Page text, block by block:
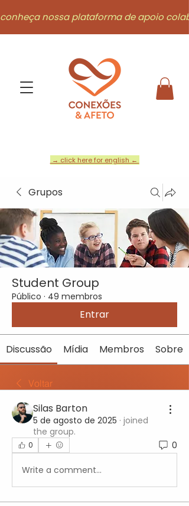
conheça nossa plataforma de apoio
→ click here for english ←
Grupos
Student Group
Público · 49 membros
Entrar
Discussão Mídia Membros Sobre
Voltar
Silas Barton
5 de agosto de 2025 · joined
the group.
0 0
Write a comment...